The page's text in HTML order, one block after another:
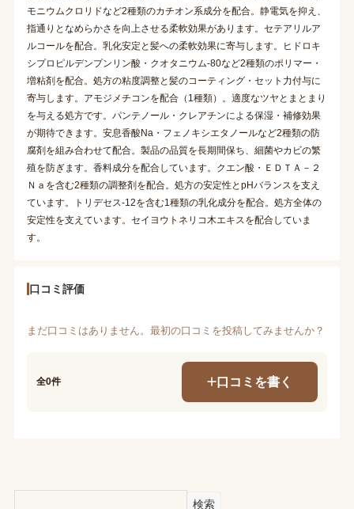
モニウムクロリドなど2種類のカチオン系成分を配合。静電気を抑え、
指通りとなめらかさを向上させる柔軟効果があります。セテアリルア
ルコールを配合。乳化安定と髪への柔軟効果に寄与します。ヒドロキ
シプロピルデンプンリン酸・クオタニウム-80など2種類のポリマー・
増粘剤を配合。処方の粘度調整と髪のコーティング・セット力付与に
寄与します。アモジメチコンを配合（1種類）。適度なツヤとまとまり
を与える処方です。パンテノール・クレアチンによる保湿・補修効果
が期待できます。安息香酸Na・フェノキシエタノールなど2種類の防
腐剤を組み合わせて配合。製品の品質を長期間保ち、細菌やカビの繁
殖を防ぎます。香料成分を配合しています。クエン酸・ＥＤＴＡ－２
Ｎａを含む2種類の調整剤を配合。処方の安定性とpHバランスを支え
ています。トリデセス-12を含む1種類の乳化成分を配合。処方全体の
安定性を支えています。セイヨウトネリコ木エキスを配合していま
す。
口コミ評価
まだ口コミはありません。最初の口コミを投稿してみませんか？
全0件 口コミを書く
検索